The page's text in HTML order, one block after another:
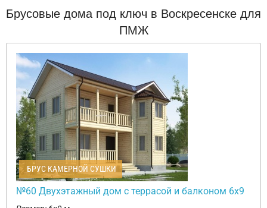
Брусовые дома под ключ в Воскресенске для
ПМЖ
БРУС КАМЕРНОЙ СУШКИ
№60 Двухэтажный дом с террасой и балконом 6х9